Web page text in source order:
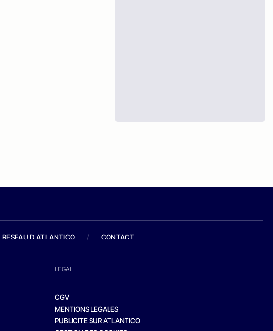
RESEAU D'ATLANTICO / CONTACT
LEGAL
CGV
MENTIONS LEGALES
PUBLICITE SUR ATLANTICO